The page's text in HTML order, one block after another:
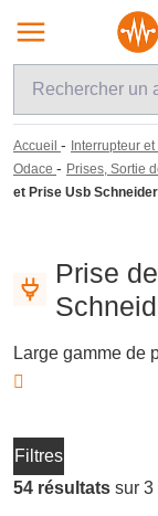
Accueil - Interrupteur
Odace - Prises, Sortie
et Prise Usb
Prise
Filtres
54 résultats sur 3